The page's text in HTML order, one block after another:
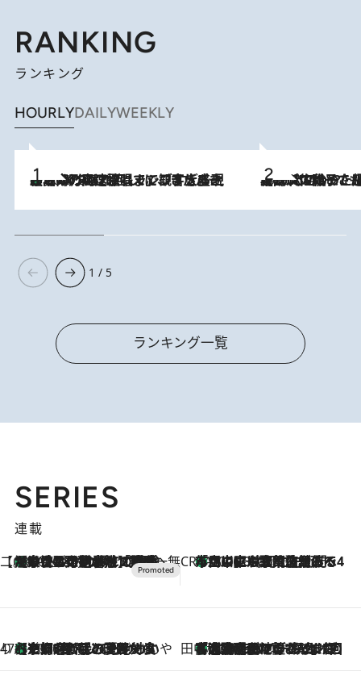
RANKING
ランキング
HOURLYDAILYWEEKLY
2026.8.7
「湘南乃風に憧れて」観客大盛上がりの“タオル回し”に、ラッパー顔負けの高速歌唱まで…さだまさし（74）のアグレッシブすぎる現在地 2026.8.5
【阿川佐和子さんの年とる力】なぜ70代で始めた趣味は“こんなに楽しい”のか？ ピアノ、俳句…スランプに陥っても続けられる“ある秘訣”とは
1 / 5
ランキング一覧
SERIES
連載
【CREA×星野リゾート】唯一無二。癒しと発見が待つ場所へ
2026.8.7
【トンボの足水浴】ヒノキの香りに包まれて涼感マックス！約13℃の湧水かけ流しを避暑地「星野温泉 トンボの湯」で体験 CREA'S CHOICE
2026.8.7
「立川にも歌舞伎があるんだよ」 片岡仁左衛門・市川中車ら豪華座組みで4年目の立川立飛歌舞伎へ
47都道府県の手みやげ ひんやりスイーツで夏を満喫
2026.8.7
【京都府】この夏絶対食べたい 冷やしておいしいおやつ3選 ひと口目から心を掴む新緑のテリーヌ 田中稲の勝手に再ブーム
2026.8.7
「湘南乃風に憧れて」観客大盛上がりの“タオル回し”に、ラッパー顔負けの高速歌唱まで…さだまさし（74）のアグレッシブすぎる現在地